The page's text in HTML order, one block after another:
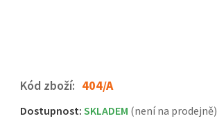
Kód zboží: 404/A
Dostupnost: SKLADEM (není na prodejně)